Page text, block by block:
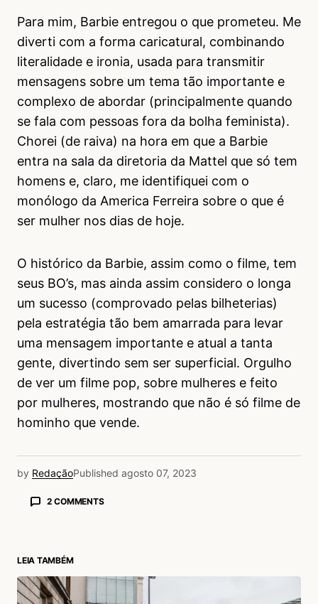
Para mim, Barbie entregou o que prometeu. Me
diverti com a forma caricatural, combinando
literalidade e ironia, usada para transmitir
mensagens sobre um tema tão importante e
complexo de abordar (principalmente quando
se fala com pessoas fora da bolha feminista).
Chorei (de raiva) na hora em que a Barbie
entra na sala da diretoria da Mattel que só tem
homens e, claro, me identifiquei com o
monólogo da America Ferreira sobre o que é
ser mulher nos dias de hoje.
O histórico da Barbie, assim como o filme, tem
seus BO’s, mas ainda assim considero o longa
um sucesso (comprovado pelas bilheterias)
pela estratégia tão bem amarrada para levar
uma mensagem importante e atual a tanta
gente, divertindo sem ser superficial. Orgulho
de ver um filme pop, sobre mulheres e feito
por mulheres, mostrando que não é só filme de
hominho que vende.
by RedaçãoPublished agosto 07, 2023
2 COMMENTS
Sim!! Está sendo uma enorme conquista para o
mkt e um budget de centenas de milhões de
LEIA TAMBÉM